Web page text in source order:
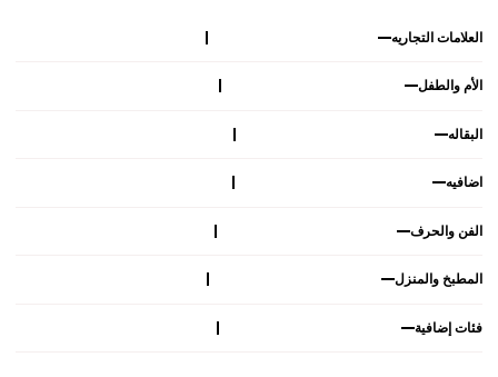
العلامات التجاريه
الأم والطفل
البقاله
اضافيه
الفن والحرف
المطبخ والمنزل
فئات إضافية